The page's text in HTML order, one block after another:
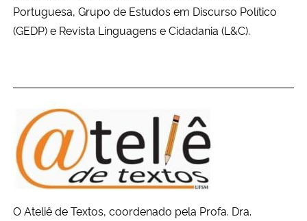
Portuguesa, Grupo de Estudos em Discurso Político
(GEDP) e Revista Linguagens e Cidadania (L&C).
O Ateliê de Textos, coordenado pela Profa. Dra.